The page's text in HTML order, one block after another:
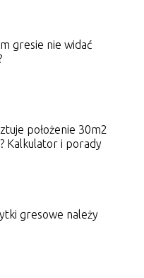
gresie nie widać
położenie 30m2
Kalkulator i porady
gresowe należy